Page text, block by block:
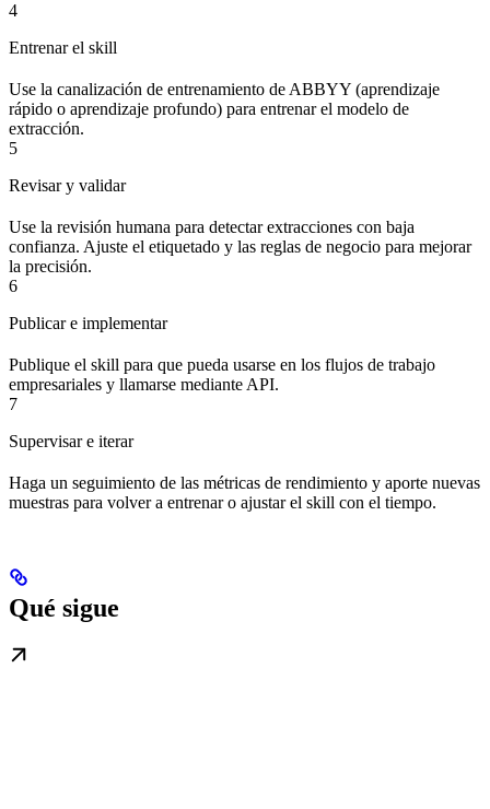
4
Entrenar el skill
Use la canalización de entrenamiento de ABBYY (aprendizaje
rápido o aprendizaje profundo) para entrenar el modelo de
extracción.
5
Revisar y validar
Use la revisión humana para detectar extracciones con baja
confianza. Ajuste el etiquetado y las reglas de negocio para mejorar
la precisión.
6
Publicar e implementar
Publique el skill para que pueda usarse en los flujos de trabajo
empresariales y llamarse mediante API.
7
Supervisar e iterar
Haga un seguimiento de las métricas de rendimiento y aporte nuevas
muestras para volver a entrenar o ajustar el skill con el tiempo.
Qué sigue